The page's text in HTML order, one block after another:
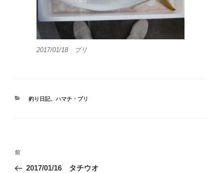
2017/01/18 ブリ
カ
釣り日記、 ハマチ・ブリ
投
前
の
前
2017/01/16 タチウオ